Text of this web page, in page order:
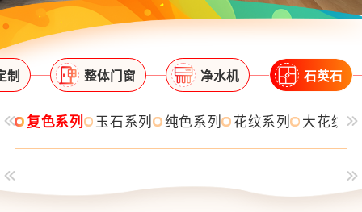
制 整体门窗 净水机 石英石
复色系列 玉石系列 纯色系列 花纹系列 大花纹